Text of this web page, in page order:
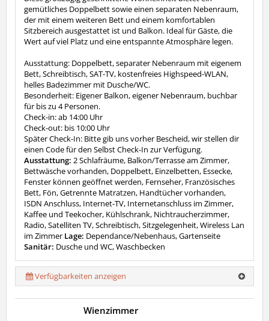
gemütliches Doppelbett sowie einen separaten Nebenraum,
der mit einem weiteren Bett und einem komfortablen
Sitzbereich ausgestattet ist und Balkon. Ideal für Gäste, die
Wert auf viel Platz und eine entspannte Atmosphäre legen.
Ausstattung: Doppelbett, separater Nebenraum mit eigenem
Bett, Schreibtisch, SAT-TV, kostenfreies Highspeed-WLAN,
helles Badezimmer mit Dusche/WC.
Besonderheit: Eigener Balkon, eigener Nebenraum, buchbar
für bis zu 4 Personen.
Check-in: ab 14:00 Uhr
Check-out: bis 10:00 Uhr
Später Check-In: Bitte gib uns vorher Bescheid, wir stellen dir
einen Code für den Selbst Check-In zur Verfügung.
Ausstattung: 2 Schlafräume, Balkon/Terrasse am Zimmer,
Bettwäsche vorhanden, Doppelbett, Einzelbetten, Essecke,
Fenster können geöffnet werden, Fernseher, Französisches
Bett, Fön, Getrennte Matratzen, Handtücher vorhanden,
ISDN Anschluss, Internet-TV, Internetanschluss im Zimmer,
Kaffee und Teekocher, Kühlschrank, Nichtraucherzimmer,
Radio, Satelliten TV, Schreibtisch, Sitzgelegenheit, Wireless Lan
im Zimmer Lage: Dependance/Nebenhaus, Gartenseite
Sanitär: Dusche und WC, Waschbecken
Verfügbarkeiten anzeigen
Wienzimmer